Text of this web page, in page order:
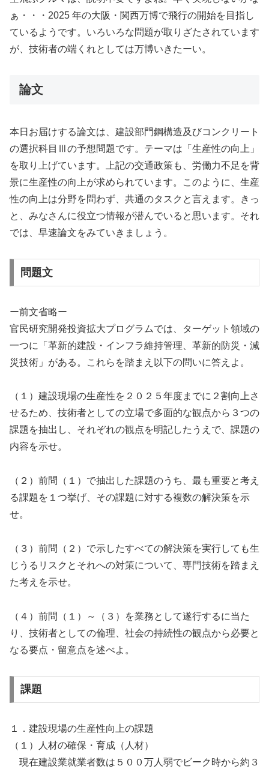
ぁ・・・2025 年の大阪・関西万博で飛行の開始を目指し
ているようです。いろいろな問題が取りざたされています
が、技術者の端くれとしては万博いきたーい。
論文
本日お届けする論文は、建設部門鋼構造及びコンクリート
の選択科目Ⅲの予想問題です。テーマは「生産性の向上」
を取り上げています。上記の交通政策も、労働力不足を背
景に生産性の向上が求められています。このように、生産
性の向上は分野を問わず、共通のタスクと言えます。きっ
と、みなさんに役立つ情報が潜んでいると思います。それ
では、早速論文をみていきましょう。
問題文
ー前文省略ー
官民研究開発投資拡大プログラムでは、ターゲット領域の
一つに「革新的建設・インフラ維持管理、革新的防災・減
災技術」がある。これらを踏まえ以下の問いに答えよ。
（１）建設現場の生産性を２０２５年度までに２割向上さ
せるため、技術者としての立場で多面的な観点から３つの
課題を抽出し、それぞれの観点を明記したうえで、課題の
内容を示せ。
（２）前問（１）で抽出した課題のうち、最も重要と考え
る課題を１つ挙げ、その課題に対する複数の解決策を示
せ。
（３）前問（２）で示したすべての解決策を実行しても生
じうるリスクとそれへの対策について、専門技術を踏まえ
た考えを示せ。
（４）前問（１）～（３）を業務として遂行するに当た
り、技術者としての倫理、社会の持続性の観点から必要と
なる要点・留意点を述べよ。
課題
１．建設現場の生産性向上の課題
（１）人材の確保・育成（人材）
現在建設業就業者数は５００万人弱でビーク時から約３